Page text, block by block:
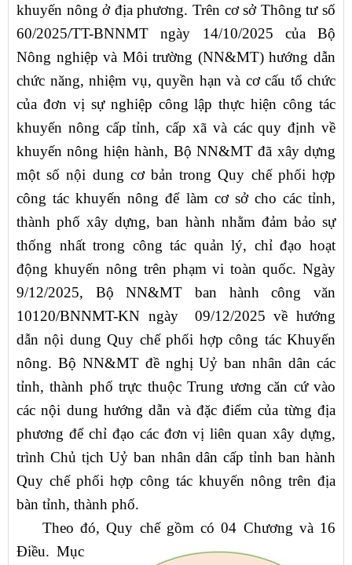
khuyến nông ở địa phương. Trên cơ sở Thông tư số
60/2025/TT-BNNMT ngày 14/10/2025 của Bộ
Nông nghiệp và Môi trường (NN&MT) hướng dẫn
chức năng, nhiệm vụ, quyền hạn và cơ cấu tổ chức
của đơn vị sự nghiệp công lập thực hiện công tác
khuyến nông cấp tỉnh, cấp xã và các quy định về
khuyến nông hiện hành, Bộ NN&MT đã xây dựng
một số nội dung cơ bản trong Quy chế phối hợp
công tác khuyến nông để làm cơ sở cho các tỉnh,
thành phố xây dựng, ban hành nhằm đảm bảo sự
thống nhất trong công tác quản lý, chỉ đạo hoạt
động khuyến nông trên phạm vi toàn quốc. Ngày
9/12/2025, Bộ NN&MT ban hành công văn
10120/BNNMT-KN ngày 09/12/2025 về hướng
dẫn nội dung Quy chế phối hợp công tác Khuyến
nông. Bộ NN&MT đề nghị Uỷ ban nhân dân các
tỉnh, thành phố trực thuộc Trung ương căn cứ vào
các nội dung hướng dẫn và đặc điểm của từng địa
phương để chỉ đạo các đơn vị liên quan xây dựng,
trình Chủ tịch Uỷ ban nhân dân cấp tỉnh ban hành
Quy chế phối hợp công tác khuyến nông trên địa
bàn tỉnh, thành phố.
Theo đó, Quy chế gồm có 04 Chương và 16
Điều. Mục